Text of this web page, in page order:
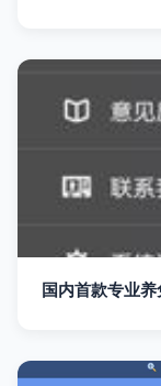
国内首款专业